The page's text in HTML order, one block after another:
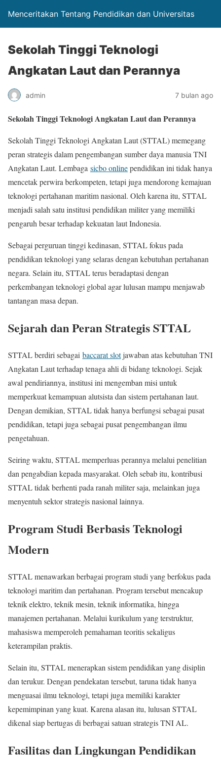
Menceritakan Tentang Pendidikan dan Universitas
Sekolah Tinggi Teknologi
Angkatan Laut dan Perannya
admin 7 bulan ago
Sekolah Tinggi Teknologi Angkatan Laut dan Perannya
Sekolah Tinggi Teknologi Angkatan Laut (STTAL) memegang
peran strategis dalam pengembangan sumber daya manusia TNI
Angkatan Laut. Lembaga sicbo onlinependidikan ini tidak hanya
mencetak perwira berkompeten, tetapi juga mendorong kemajuan
teknologi pertahanan maritim nasional. Oleh karena itu, STTAL
menjadi salah satu institusi pendidikan militer yang memiliki
pengaruh besar terhadap kekuatan laut Indonesia.
Sebagai perguruan tinggi kedinasan, STTAL fokus pada
pendidikan teknologi yang selaras dengan kebutuhan pertahanan
negara. Selain itu, STTAL terus beradaptasi dengan
perkembangan teknologi global agar lulusan mampu menjawab
tantangan masa depan.
Sejarah dan Peran Strategis STTAL
STTAL berdiri sebagai baccarat slotjawaban atas kebutuhan TNI
Angkatan Laut terhadap tenaga ahli di bidang teknologi. Sejak
awal pendiriannya, institusi ini mengemban misi untuk
memperkuat kemampuan alutsista dan sistem pertahanan laut.
Dengan demikian, STTAL tidak hanya berfungsi sebagai pusat
pendidikan, tetapi juga sebagai pusat pengembangan ilmu
pengetahuan.
Seiring waktu, STTAL memperluas perannya melalui penelitian
dan pengabdian kepada masyarakat. Oleh sebab itu, kontribusi
STTAL tidak berhenti pada ranah militer saja, melainkan juga
menyentuh sektor strategis nasional lainnya.
Program Studi Berbasis Teknologi
Modern
STTAL menawarkan berbagai program studi yang berfokus pada
teknologi maritim dan pertahanan. Program tersebut mencakup
teknik elektro, teknik mesin, teknik informatika, hingga
manajemen pertahanan. Melalui kurikulum yang terstruktur,
mahasiswa memperoleh pemahaman teoritis sekaligus
keterampilan praktis.
Selain itu, STTAL menerapkan sistem pendidikan yang disiplin
dan terukur. Dengan pendekatan tersebut, taruna tidak hanya
menguasai ilmu teknologi, tetapi juga memiliki karakter
kepemimpinan yang kuat. Karena alasan itu, lulusan STTAL
dikenal siap bertugas di berbagai satuan strategis TNI AL.
Fasilitas dan Lingkungan Pendidikan